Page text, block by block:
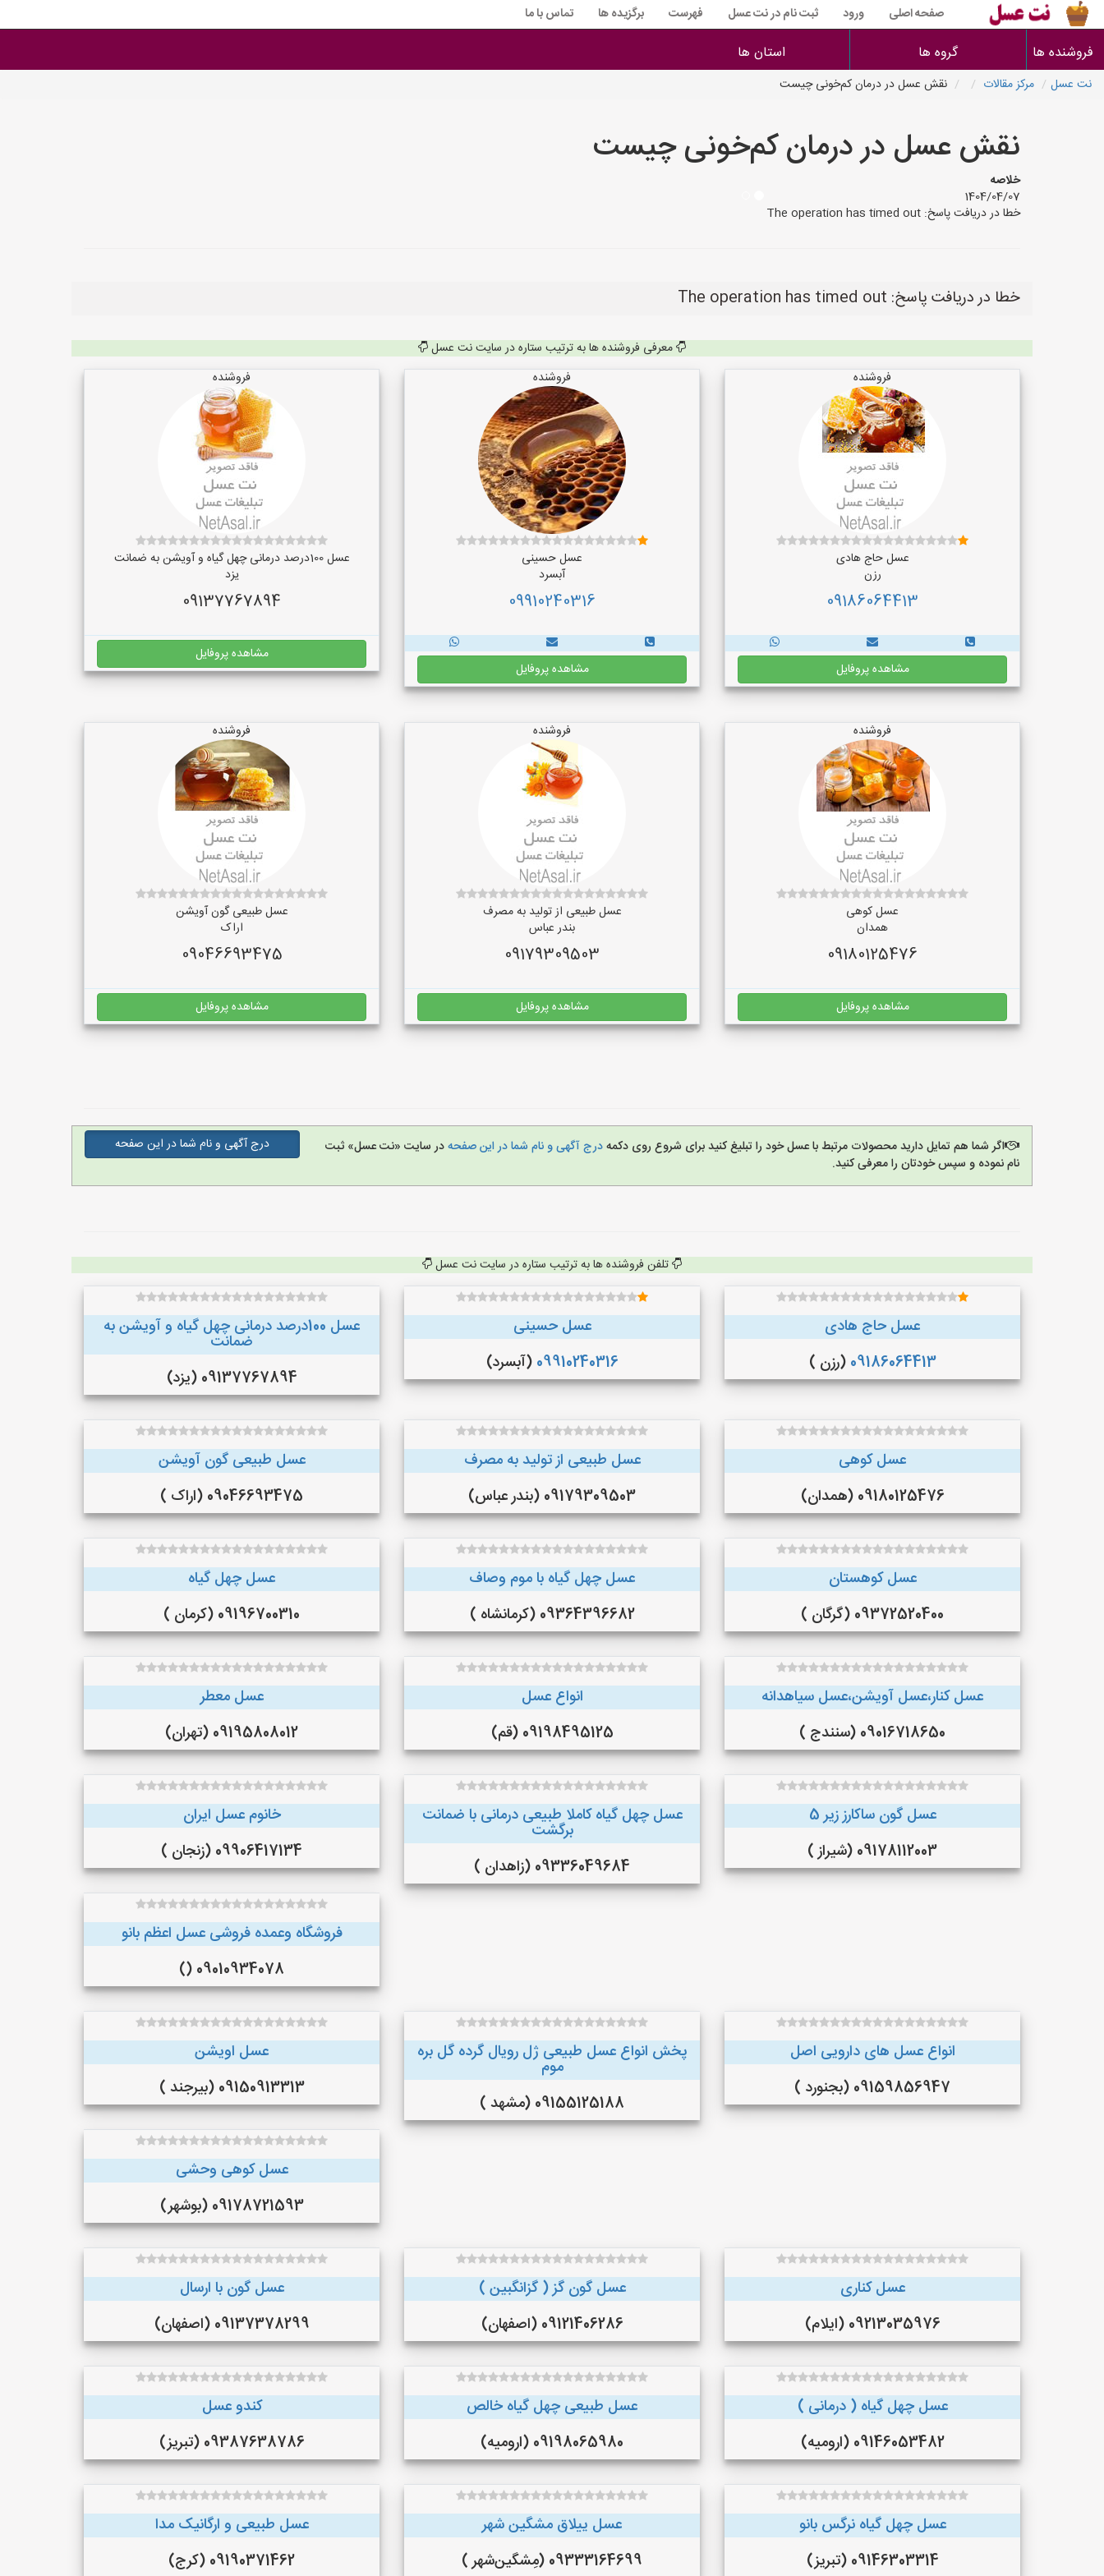
صفحه اصلی ورود ثبت نام در نت عسل فهرست برگزیده ها تماس با ما
فروشنده ها گروه ها استان ها
نت عسل مرکز مقالات نقش عسل در درمان کم‌خونی چیست
نقش عسل در درمان کم‌خونی چیست
خلاصه
1404/04/07
خطا در دریافت پاسخ: The operation has timed out
خطا در دریافت پاسخ: The operation has timed out
معرفی فروشنده ها به ترتیب ستاره در سایت نت عسل
فروشنده
عسل حاج هادی
رزن
09186064413
مشاهده پروفایل
فروشنده
عسل حسینی
آبسرد
09910240316
مشاهده پروفایل
فروشنده
عسل 100درصد درمانی چهل گیاه و آویشن به ضمانت
یزد
09137767894
مشاهده پروفایل
فروشنده
عسل کوهی
همدان
09180125476
مشاهده پروفایل
فروشنده
عسل طبیعی از تولید به مصرف
بندر عباس
09179309503
مشاهده پروفایل
فروشنده
عسل طبیعی گون آویشن
اراک
09046693475
مشاهده پروفایل
اگر شما هم تمایل دارید محصولات مرتبط با عسل خود را تبلیغ کنید برای شروع روی دکمهدرج آگهی و نام شما در این صفحهدر سایت «نت عسل» ثبت
نام نموده و سپس خودتان را معرفی کنید.
درج آگهی و نام شما در این صفحه
تلفن فروشنده ها به ترتیب ستاره در سایت نت عسل
عسل حاج هادی
09186064413 (رزن )
عسل حسینی
09910240316 (آبسرد)
عسل 100درصد درمانی چهل گیاه و آویشن به
ضمانت
09137767894 (یزد)
عسل کوهی
09180125476 (همدان)
عسل طبیعی از تولید به مصرف
09179309503 (بندر عباس)
عسل طبیعی گون آویشن
09046693475 (اراک )
عسل کوهستان
09372520400 (گرگان )
عسل چهل گیاه با موم وصاف
09364396682 (کرمانشاه )
عسل چهل گیاه
09196700310 (کرمان )
عسل کنار،عسل آویشن،عسل سیاهدانه
09016718650 (سنندج )
انواع عسل
09198495125 (قم)
عسل معطر
09195808012 (تهران)
عسل گون ساکارز زیر 5
09178112003 (شیراز )
عسل چهل گیاه کاملا طبیعی درمانی با ضمانت
برگشت
09336049684 (زاهدان )
خانوم عسل ایران
09906417134 (زنجان )
فروشگاه وعمده فروشی عسل اعظم بانو
09010934078 ()
انواع عسل های دارویی اصل
09159856947 (بجنورد )
پخش انواع عسل طبیعی ژل رویال گرده گل بره
موم
09155125188 (مشهد )
عسل اویشن
09150913313 (بیرجند )
عسل کوهی وحشی
09178721593 (بوشهر)
عسل کناری
09213035976 (ایلام)
عسل گون گز ( گزانگبین )
09121406286 (اصفهان)
عسل گون با ارسال
09137378299 (اصفهان)
عسل چهل گیاه ( درمانی )
09146053482 (ارومیه)
عسل طبیعی چهل گیاه خالص
09198065980 (ارومیه)
کندو عسل
09387638786 (تبریز)
عسل چهل گیاه نرگس بانو
09146303314 (تبریز)
عسل ییلاق مشگین شهر
09333164699 (مِشگین‌شهر )
عسل طبیعی و ارگانیک مدا
09190371462 (کرج)